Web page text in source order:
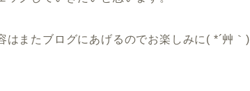
はまたブログにあげるのでお楽しみに( *´艸｀)